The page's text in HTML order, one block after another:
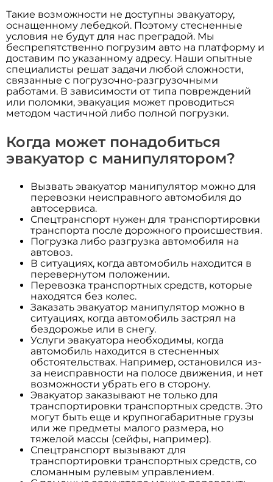
Такие возможности не доступны эвакуатору,
оснащенному лебедкой. Поэтому стесненные
условия не будут для нас преградой. Мы
беспрепятственно погрузим авто на платформу и
доставим по указанному адресу. Наши опытные
специалисты решат задачи любой сложности,
связанные с погрузочно-разгрузочными
работами. В зависимости от типа повреждений
или поломки, эвакуация может проводиться
методом частичной либо полной погрузки.
Когда может понадобиться
эвакуатор с манипулятором?
Вызвать эвакуатор манипулятор можно для
перевозки неисправного автомобиля до
автосервиса.
Спецтранспорт нужен для транспортировки
транспорта после дорожного происшествия.
Погрузка либо разгрузка автомобиля на
автовоз.
В ситуациях, когда автомобиль находится в
перевернутом положении.
Перевозка транспортных средств, которые
находятся без колес.
Заказать эвакуатор манипулятор можно в
ситуациях, когда автомобиль застрял на
бездорожье или в снегу.
Услуги эвакуатора необходимы, когда
автомобиль находится в стесненных
обстоятельствах. Например, остановился из-
за неисправности на полосе движения, и нет
возможности убрать его в сторону.
Эвакуатор заказывают не только для
транспортировки транспортных средств. Это
могут быть еще и крупногабаритные грузы
или же предметы малого размера, но
тяжелой массы (сейфы, например).
Спецтранспорт вызывают для
транспортировки транспортных средств, со
сломанным рулевым управлением.